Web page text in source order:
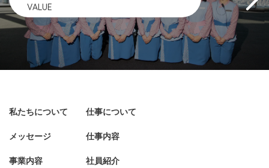
VALUE
私たちについて
メッセージ
事業内容
仕事について
仕事内容
社員紹介